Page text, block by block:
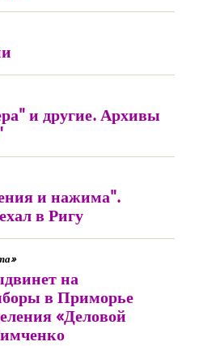
и другие. Архивы
и нажима".
в Ригу
на
в Приморье
«Деловой